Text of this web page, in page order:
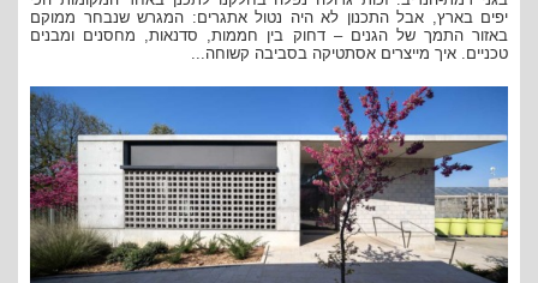
יפים בארץ, אבל התכנון לא היה נטול אתגרים: המגרש שנבחר ממוקם
באזור התמך של הגנים – דחוק בין חממות, סדנאות, מחסנים ומבנים
טכניים. איך מייצרים אסתטיקה בסביבה קשוחה...